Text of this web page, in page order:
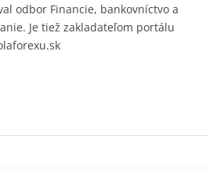
odbor Financie, bankovníctvo a
Je tiež zakladateľom portálu